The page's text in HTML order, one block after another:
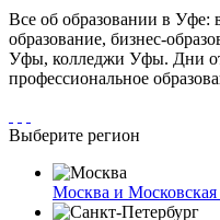
Все об образовании в Уфе:
образование, бизнес-
Уфы, колледжи Уфы. Дни
профессиональное
Выберите регион
Москва и Московская